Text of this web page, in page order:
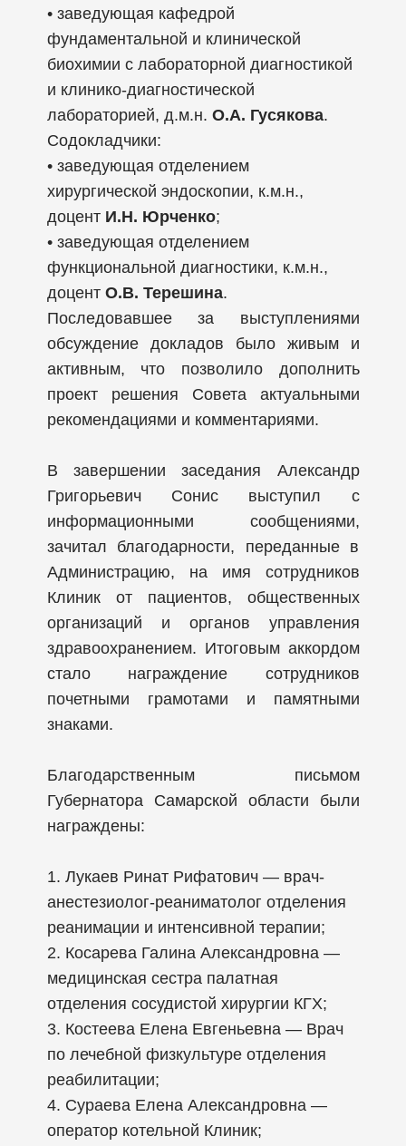
• заведующая кафедрой
фундаментальной и клинической
биохимии с лабораторной диагностикой
и клинико-диагностической
лабораторией, д.м.н. О.А. Гусякова.
Содокладчики:
• заведующая отделением
хирургической эндоскопии, к.м.н.,
доцент И.Н. Юрченко;
• заведующая отделением
функциональной диагностики, к.м.н.,
доцент О.В. Терешина.
Последовавшее за выступлениями
обсуждение докладов было живым и
активным, что позволило дополнить
проект решения Совета актуальными
рекомендациями и комментариями.
В завершении заседания Александр
Григорьевич Сонис выступил с
информационными сообщениями,
зачитал благодарности, переданные в
Администрацию, на имя сотрудников
Клиник от пациентов, общественных
организаций и органов управления
здравоохранением. Итоговым аккордом
стало награждение сотрудников
почетными грамотами и памятными
знаками.
Благодарственным письмом
Губернатора Самарской области были
награждены:
1. Лукаев Ринат Рифатович — врач-
анестезиолог-реаниматолог отделения
реанимации и интенсивной терапии;
2. Косарева Галина Александровна —
медицинская сестра палатная
отделения сосудистой хирургии КГХ;
3. Костеева Елена Евгеньевна — Врач
по лечебной физкультуре отделения
реабилитации;
4. Сураева Елена Александровна —
оператор котельной Клиник;